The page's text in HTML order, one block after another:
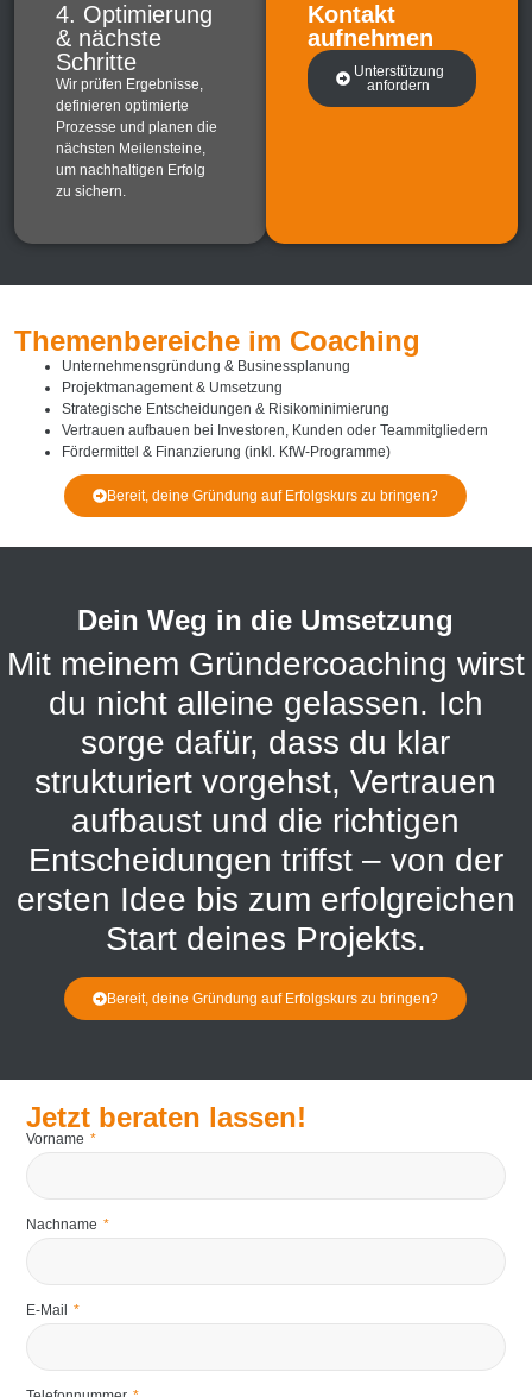
4. Optimierung
& nächste
Schritte
Wir prüfen Ergebnisse,
definieren optimierte
Prozesse und planen die
nächsten Meilensteine,
um nachhaltigen Erfolg
zu sichern.
Kontakt
aufnehmen
Unterstützung
anfordern
Themenbereiche im Coaching
Unternehmensgründung & Businessplanung
Projektmanagement & Umsetzung
Strategische Entscheidungen & Risikominimierung
Vertrauen aufbauen bei Investoren, Kunden oder Teammitgliedern
Fördermittel & Finanzierung (inkl. KfW-Programme)
Bereit, deine Gründung auf Erfolgskurs zu bringen?
Dein Weg in die Umsetzung
Mit meinem Gründercoaching wirst
du nicht alleine gelassen. Ich
sorge dafür, dass du klar
strukturiert vorgehst, Vertrauen
aufbaust und die richtigen
Entscheidungen triffst – von der
ersten Idee bis zum erfolgreichen
Start deines Projekts.
Bereit, deine Gründung auf Erfolgskurs zu bringen?
Jetzt beraten lassen!
Vorname
Nachname
E-Mail